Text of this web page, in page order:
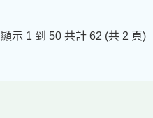
顯示 1 到 50 共計 62 (共 2 頁)